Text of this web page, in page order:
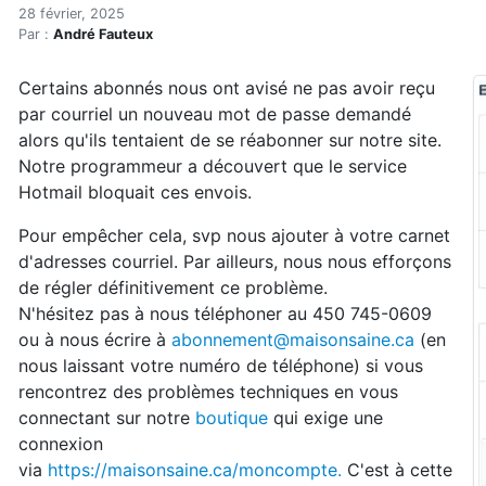
Accueil
Articles
Avis aux détenteurs d'un courriel hotmail
Avis aux détenteurs d'un
28 février, 2025
Par : André Fauteux
Certains abonnés nous ont avisé ne pas avoir reçu
par courriel un nouveau mot de passe demandé
alors qu'ils tentaient de se réabonner sur notre site.
Notre programmeur a découvert que le service
Hotmail bloquait ces envois.
Pour empêcher cela, svp nous ajouter à votre carnet
d'adresses courriel. Par ailleurs, nous nous efforçons
de régler définitivement ce problème.
N'hésitez pas à nous téléphoner au 450 745-0609
ou à nous écrire à abonnement@maisonsaine.ca (en
nous laissant votre numéro de téléphone) si vous
rencontrez des problèmes techniques en vous
connectant sur notre boutique qui exige une
connexion
via https://maisonsaine.ca/moncompte. C'est à cette